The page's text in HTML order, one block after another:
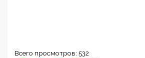
Всего просмотров: 532